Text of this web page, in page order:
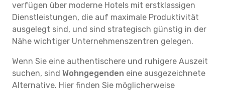
verfügen über moderne Hotels mit erstklassigen
Dienstleistungen, die auf maximale Produktivität
ausgelegt sind, und sind strategisch günstig in der
Nähe wichtiger Unternehmenszentren gelegen.
Wenn Sie eine authentischere und ruhigere Auszeit
suchen, sind Wohngegenden eine ausgezeichnete
Alternative. Hier finden Sie möglicherweise